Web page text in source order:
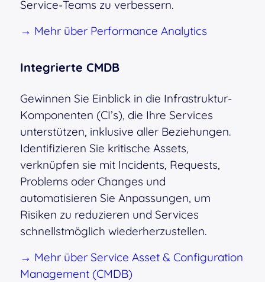
Service-Teams zu verbessern.
→ Mehr über Performance Analytics
Integrierte CMDB
Gewinnen Sie Einblick in die Infrastruktur-
Komponenten (CI’s), die Ihre Services
unterstützen, inklusive aller Beziehungen.
Identifizieren Sie kritische Assets,
verknüpfen sie mit Incidents, Requests,
Problems oder Changes und
automatisieren Sie Anpassungen, um
Risiken zu reduzieren und Services
schnellstmöglich wiederherzustellen.
→ Mehr über Service Asset & Configuration
Management (CMDB)